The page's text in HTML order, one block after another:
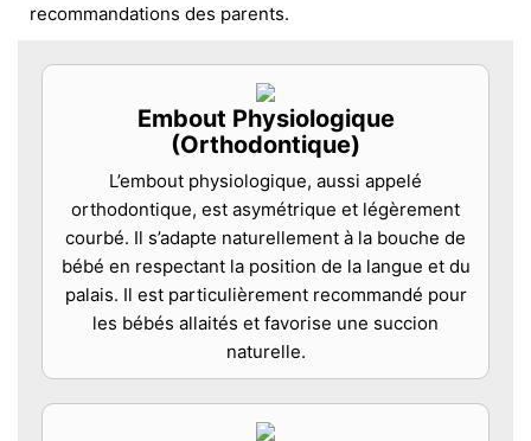
recommandations des parents.
Embout Physiologique
(Orthodontique)
L’embout physiologique, aussi appelé
orthodontique, est asymétrique et légèrement
courbé. Il s’adapte naturellement à la bouche de
bébé en respectant la position de la langue et du
palais. Il est particulièrement recommandé pour
les bébés allaités et favorise une succion
naturelle.